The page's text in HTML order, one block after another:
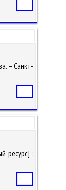
– Санкт-
ресурс] :